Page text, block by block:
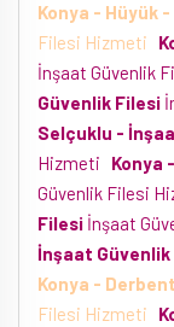
Konya - Hüyük
Filesi Hizmeti
İnşaat Güvenlik
Güvenlik Filesi
Selçuklu -
Hizmeti
Konya
Güvenlik Filesi
Filesi İnşaat
İnşaat
Konya -
Filesi Hizmeti